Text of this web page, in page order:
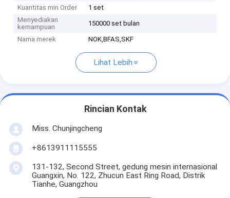
Kuantitas min Order
1 set
Menyediakan
kemampuan
150000 set bulan
Nama merek NOK,BFAS,SKF
Lihat Lebih
Rincian Kontak
Miss. Chunjingcheng
+8613911115555
131-132, Second Street, gedung mesin internasional
Guangxin, No. 122, Zhucun East Ring Road, Distrik
Tianhe, Guangzhou